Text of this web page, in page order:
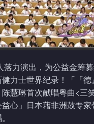
力演出，为公益金筹
力士世界纪录！「『
慧琳首次献唱粤曲<
心」日本藉非洲鼓专